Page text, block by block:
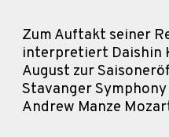
Zum Auftakt seiner
interpretiert Daishin
August zur
Stavanger
Andrew Manze